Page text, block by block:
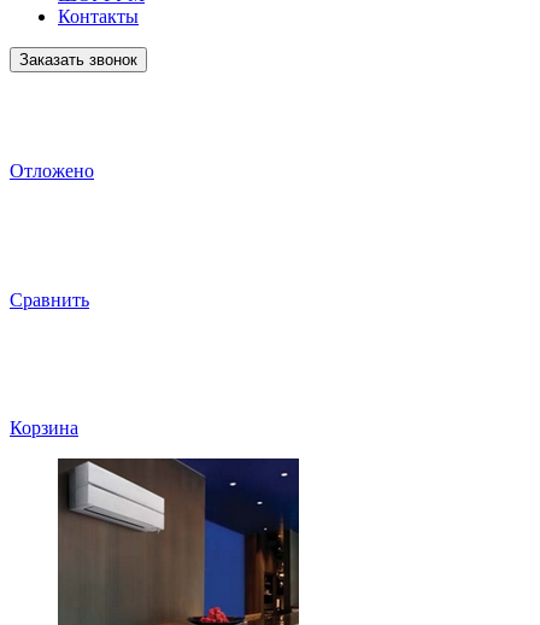
Контакты
Заказать звонок
Отложено
Сравнить
Корзина